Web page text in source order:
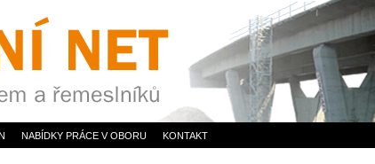
NABÍDKY PRÁCE V OBORU KONTAKT